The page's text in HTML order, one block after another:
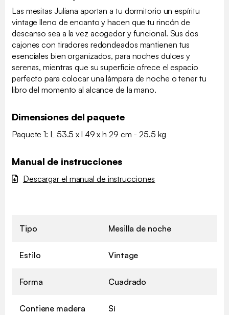
Las mesitas Juliana aportan a tu dormitorio un espíritu
vintage lleno de encanto y hacen que tu rincón de
descanso sea a la vez acogedor y funcional. Sus dos
cajones con tiradores redondeados mantienen tus
esenciales bien organizados, para noches dulces y
serenas, mientras que su superficie ofrece el espacio
perfecto para colocar una lámpara de noche o tener tu
libro del momento al alcance de la mano.
Dimensiones del paquete
Paquete 1: L 53.5 x l 49 x h 29 cm - 25.5 kg
Manual de instrucciones
Descargar el manual de instrucciones
Tipo Mesilla de noche
Estilo Vintage
Forma Cuadrado
Contiene madera Sí